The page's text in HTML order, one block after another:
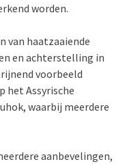
worden.
van haatzaaiende
en achterstelling in
voorbeeld
het Assyrische
waarbij meerdere
aanbevelingen,